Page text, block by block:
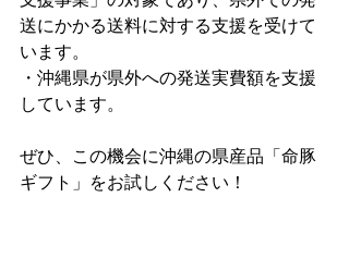
送にかかる送料に対する支援を受けて
います。
・沖縄県が県外への発送実費額を支援
しています。
ぜひ、この機会に沖縄の県産品「命豚
ギフト」をお試しください！